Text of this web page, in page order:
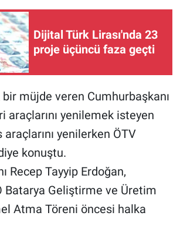
Dijital Türk Lirası'nda 23
proje üçüncü faza geçti
müjde veren Cumhurbaşkanı
araçlarını yenilemek isteyen
araçlarını yenilerken ÖTV
konuştu.
Recep Tayyip Erdoğan,
Batarya Geliştirme ve Üretim
Atma Töreni öncesi halka